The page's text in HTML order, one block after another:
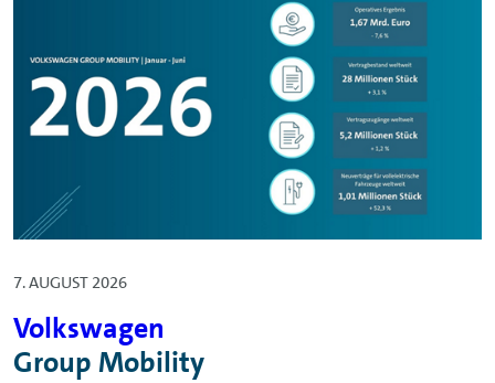
7. AUGUST 2026
Volkswagen
Group Mobility